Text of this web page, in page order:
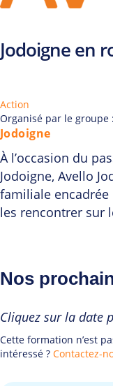
Jodoigne en
Action
Organisé par le groupe :
Jodoigne
À l’occasion du
Jodoigne, Avello
familiale
les rencontrer sur
Nos
Cliquez sur la date
Cette formation n’est
intéressé ? Contactez-